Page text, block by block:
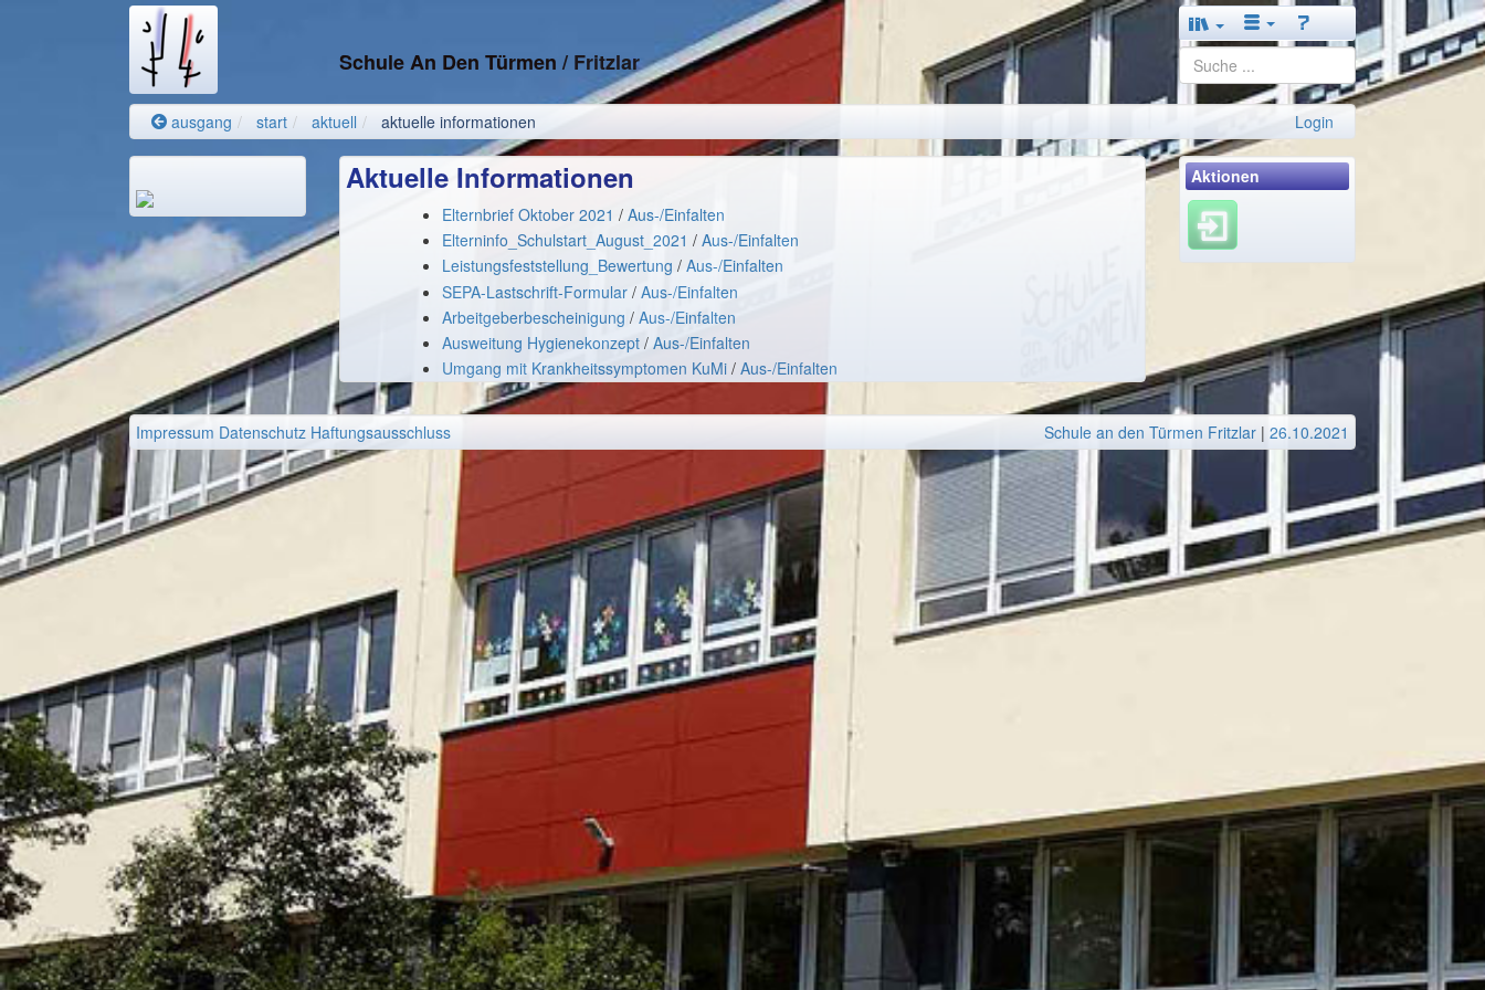
Schule An Den Türmen / Fritzlar
ausgang start aktuell aktuelle informationen Login
Aktuelle Informationen
Elternbrief Oktober 2021 /Aus-/Einfalten
Elterninfo_Schulstart_August_2021 /Aus-/Einfalten
Leistungsfeststellung_Bewertung /Aus-/Einfalten
SEPA-Lastschrift-Formular /Aus-/Einfalten
Arbeitgeberbescheinigung /Aus-/Einfalten
Ausweitung Hygienekonzept /Aus-/Einfalten
Umgang mit Krankheitssymptomen KuMi /Aus-/Einfalten
Aktionen
Impressum Datenschutz Haftungsausschluss Schule an den Türmen Fritzlar | 26.10.2021